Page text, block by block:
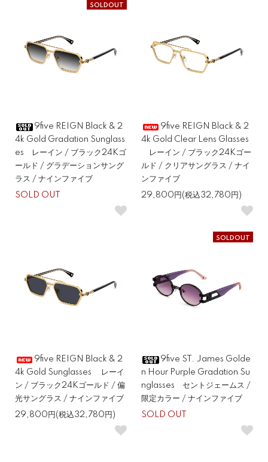
SOLDOUT
9five REIGN Black & 2
4k Gold Gradation Sunglass
es レーイン / ブラック24Kゴ
ールド / グラデーションサング
ラス / ナインファイブ
SOLD OUT
9five REIGN Black & 2
4k Gold Clear Lens Glasses
レーイン / ブラック24Kゴー
ルド / クリアサングラス / ナイ
ンファイブ
29,800円(税込32,780円)
9five REIGN Black & 2
4k Gold Sunglasses レーイ
ン / ブラック24Kゴールド / 偏
光サングラス / ナインファイブ
29,800円(税込32,780円)
SOLDOUT
9five ST. James Golde
n Hour Purple Gradation Su
nglasses セントジェームス /
限定カラー / ナインファイブ
SOLD OUT